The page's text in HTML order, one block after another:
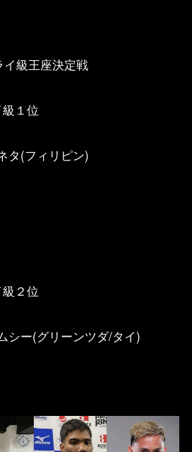
級王座決定戦
１位
タ(フィリピン)
２位
シー(グリーンツダ/タイ)